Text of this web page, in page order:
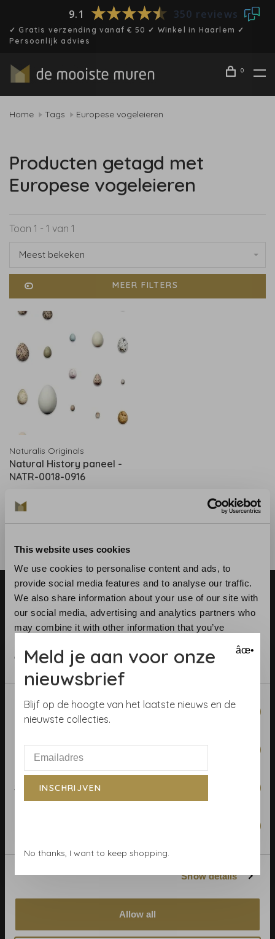
This website uses cookies
We use cookies to personalise content and ads, to
provide social media features and to analyse our traffic.
We also share information about your use of our site with
our social media, advertising and analytics partners who
may combine it with other information that you’ve
of their services.
Consent
Selection
Necessary
Statistics
Show details
Allow all
9.1 350 reviews
✓ Gratis verzending vanaf € 50 ✓ Winkel in Haarlem ✓
Persoonlijk advies
0
Home Tags Europese vogeleieren
Producten getagd met
Europese vogeleieren
Toon 1 - 1 van 1
Meest bekeken
MEER FILTERS
Naturalis Originals
Natural History paneel -
NATR-0018-0916
Telefoon: +31 (0)23 531 90 08
E-mail: info@demooistemuren.nl
Adres: Zijlstraat 83, Haarlem
Algemene voorwaarden
Behangwinkel Haarlem
âœ•
Meld je aan voor onze
nieuwsbrief
Blijf op de hoogte van het laatste nieuws en de
nieuwste collecties.
INSCHRIJVEN
No thanks, I want to keep shopping.